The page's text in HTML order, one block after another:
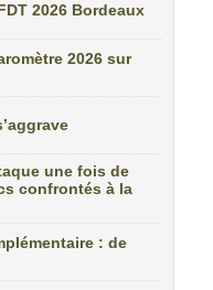
2026 Bordeaux
2026 sur
une fois de
confrontés à la
: de